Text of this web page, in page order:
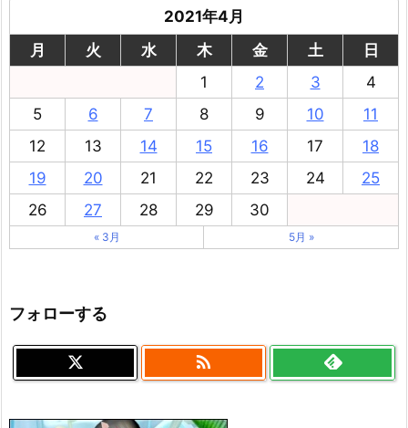
2021年4月
月
火 水 木 金 土
日
1
2 3
4
5
6 7 8 9 10
11
12
13 14 15 16 17
18
19
20 21 22 23 24
25
26
27 28 29 30
« 3月 5月 »
フォローする
